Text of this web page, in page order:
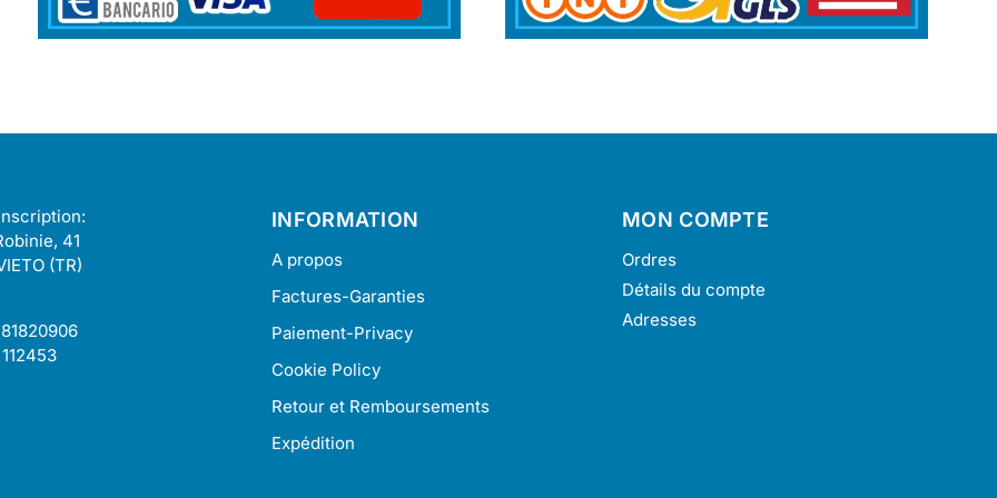
41
(TR)
INFORMATION
A propos
Factures-Garanties
Paiement-Privacy
Cookie Policy
Retour et Remboursements
Expédition
MON COMPTE
Ordres
Détails du compte
Adresses